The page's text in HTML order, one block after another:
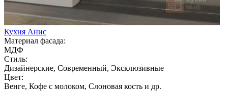
Кухня Анис
Материал фасада:
МДФ
Стиль:
Дизайнерские, Современный, Эксклюзивные
Цвет:
Венге, Кофе с молоком, Слоновая кость и др.